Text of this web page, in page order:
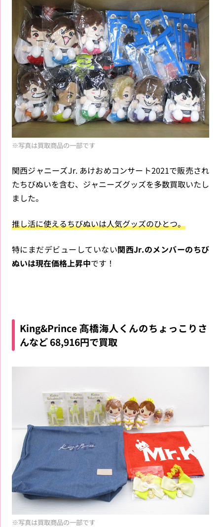
※写真は買取商品の一部です
関西ジャニーズJr. あけおめコンサート2021で販売され
たちびぬいを含む、ジャニーズグッズを多数買取いたし
ました。
推し活に使えるちびぬいは人気グッズのひとつ。
特にまだデビューしていない関西Jr.のメンバーのちび
ぬいは現在価格上昇中です！
King&Prince 髙橋海人くんのちょっこりさ
んなど 68,916円で買取
※写真は買取商品の一部です